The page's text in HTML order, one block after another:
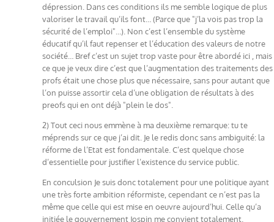
dépression. Dans ces conditions ils me semble logique de plus
valoriser le travail qu’ils font… (Parce que "j’la vois pas trop la
sécurité de l’emploi"…). Non c’est l’ensemble du système
éducatif qu’il faut repenser et l’éducation des valeurs de notre
société… Bref c’est un sujet trop vaste pour être abordé ici , mais
ce que je veux dire c’est que l’augmentation des traitements des
profs était une chose plus que nécessaire, sans pour autant que
l’on puisse assortir cela d’une obligation de résultats à des
preofs qui en ont déjà "plein le dos".
2) Tout ceci nous emmène à ma deuxième remarque: tu te
méprends sur ce que j’ai dit. Je le redis donc sans ambiguité: la
réforme de l’Etat est fondamentale. C’est quelque chose
d’essentielle pour justifier l’existence du service public.
En conculsion Je suis donc totalement pour une politique ayant
une très forte ambition réformiste, cependant ce n’est pas la
même que celle qui est mise en oeuvre aujourd’hui. Celle qu’a
initiée le gouvernement Jospin me convient totalement.